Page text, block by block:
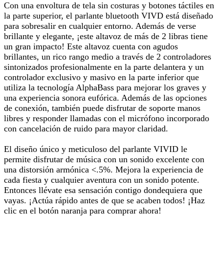
Con una envoltura de tela sin costuras y botones táctiles en
la parte superior, el parlante bluetooth VIVD está diseñado
para sobresalir en cualquier entorno. Además de verse
brillante y elegante, ¡este altavoz de más de 2 libras tiene
un gran impacto! Este altavoz cuenta con agudos
brillantes, un rico rango medio a través de 2 controladores
sintonizados profesionalmente en la parte delantera y un
controlador exclusivo y masivo en la parte inferior que
utiliza la tecnología AlphaBass para mejorar los graves y
una experiencia sonora eufórica. Además de las opciones
de conexión, también puede disfrutar de soporte manos
libres y responder llamadas con el micrófono incorporado
con cancelación de ruido para mayor claridad.
El diseño único y meticuloso del parlante VIVID le
permite disfrutar de música con un sonido excelente con
una distorsión armónica <.5%. Mejora la experiencia de
cada fiesta y cualquier aventura con un sonido potente.
Entonces llévate esa sensación contigo dondequiera que
vayas. ¡Actúa rápido antes de que se acaben todos! ¡Haz
clic en el botón naranja para comprar ahora!